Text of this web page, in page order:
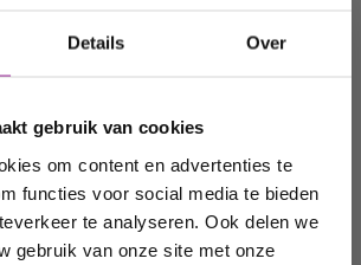
Details Over
gebruik van cookies
om content en advertenties te
functies voor social media te bieden
te analyseren. Ook delen we
gebruik van onze site met onze
wijnenonline bestellen
u uw wijnen snel, veilig en makkelijk
, rosé wijnen, mousserende
wijnen uit de meest toonaangevende
Tevens hebben wij een breed
10%
op uw
order!
u graag op de